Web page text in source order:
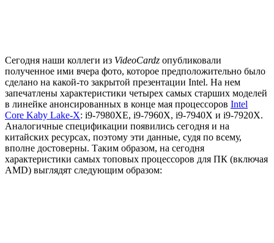
Сегодня наши коллеги из VideoCardz опубликовали
полученное ими вчера фото, которое предположительно было
сделано на какой-то закрытой презентации Intel. На нем
запечатлены характеристики четырех самых старших моделей
в линейке анонсированных в конце мая процессоров Intel
Core Kaby Lake-X: i9-7980XE, i9-7960X, i9-7940X и i9-7920X.
Аналогичные спецификации появились сегодня и на
китайских ресурсах, поэтому эти данные, судя по всему,
вполне достоверны. Таким образом, на сегодня
характеристики самых топовых процессоров для ПК (включая
AMD) выглядят следующим образом: